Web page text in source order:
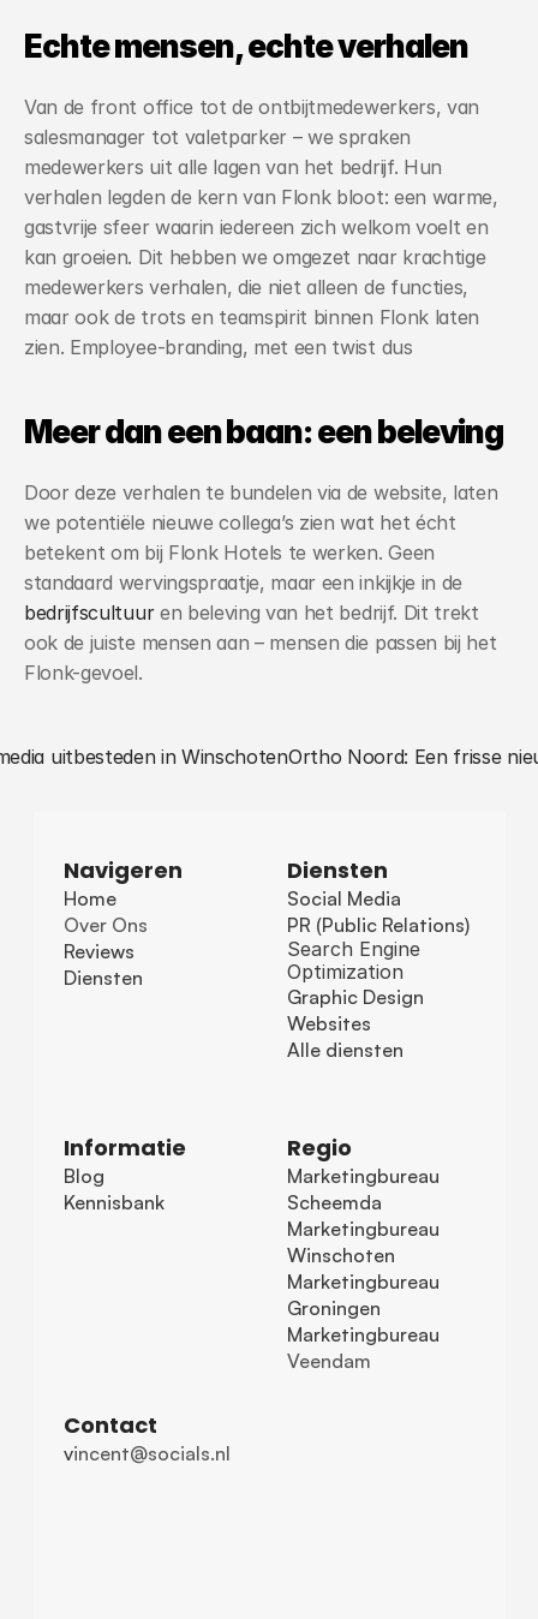
Echte mensen, echte verhalen
Van de front office tot de ontbijtmedewerkers, van
salesmanager tot valetparker – we spraken
medewerkers uit alle lagen van het bedrijf. Hun
verhalen legden de kern van Flonk bloot: een warme,
gastvrije sfeer waarin iedereen zich welkom voelt en
kan groeien. Dit hebben we omgezet naar krachtige
medewerkers verhalen, die niet alleen de functies,
maar ook de trots en teamspirit binnen Flonk laten
zien. Employee-branding, met een twist dus
Meer dan een baan: een beleving
Door deze verhalen te bundelen via de website, laten
we potentiële nieuwe collega’s zien wat het écht
betekent om bij Flonk Hotels te werken. Geen
bedrijfscultuur en beleving van het bedrijf. Dit trekt
ook de juiste mensen aan – mensen die passen bij het
Flonk-gevoel.
uitbesteden in WinschotenOrtho Noord: Een frisse
Navigeren
Home
Over Ons
Reviews
Diensten
Diensten
Social Media
PR (Public Relations)
Search Engine
Optimization
Graphic Design
Websites
Alle diensten
Informatie
Blog
Kennisbank
Regio
Marketingbureau
Scheemda
Marketingbureau
Winschoten
Marketingbureau
Groningen
Veendam
Contact
vincent@socials.nl